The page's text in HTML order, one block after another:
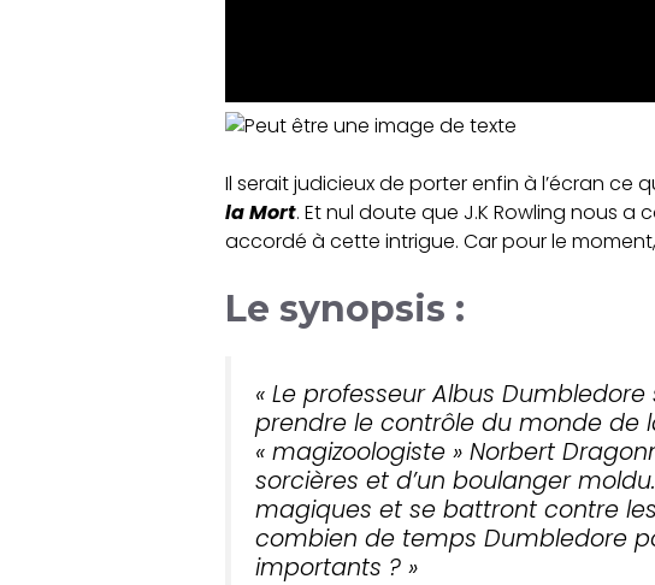
Il serait judicieux de porter enfin à l’écran
la Mort. Et nul doute que J.K Rowling nous
accordé à cette intrigue. Car pour le
Le synopsis :
« Le professeur Albus
prendre le contrôle du monde de
« magizoologiste » Norbert
sorcières et d’un boulanger
magiques et se battront contre
combien de temps Dumbledore
importants ? »